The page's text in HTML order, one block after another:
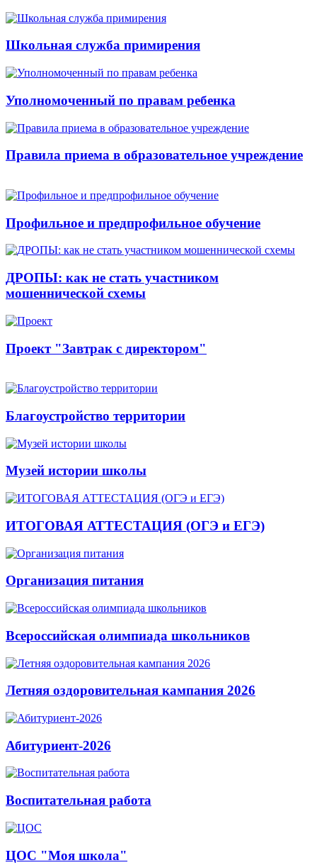
Школьная служба примирения
Уполномоченный по правам ребенка
Правила приема в образовательное учреждение
Профильное и предпрофильное обучение
ДРОПЫ: как не стать участником
мошеннической схемы
Проект "Завтрак с директором"
Благоустройство территории
Музей истории школы
ИТОГОВАЯ АТТЕСТАЦИЯ (ОГЭ и ЕГЭ)
Организация питания
Всероссийская олимпиада школьников
Летняя оздоровительная кампания 2026
Абитуриент-2026
Воспитательная работа
ЦОС "Моя школа"